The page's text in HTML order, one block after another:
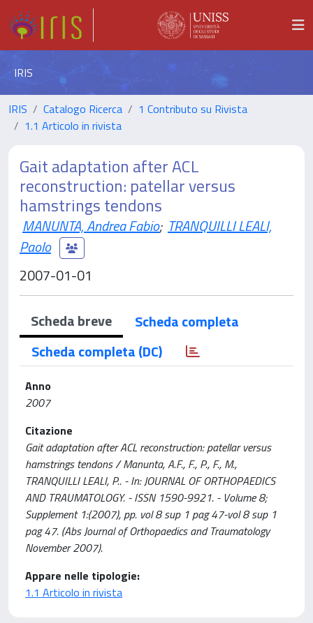
IRIS
IRIS Catalogo Ricerca
1 Contributo su Rivista
1.1 Articolo in rivista
Gait adaptation after ACL
reconstruction: patellar versus
hamstrings tendons
MANUNTA, Andrea Fabio; TRANQUILLI LEALI,
Paolo
2007-01-01
Scheda breve
Scheda completa
Scheda completa (DC)
Anno
2007
Citazione
Gait adaptation after ACL reconstruction: patellar versus
hamstrings tendons / Manunta, A.F., F., P., F., M.,
TRANQUILLI LEALI, P.. - In: JOURNAL OF ORTHOPAEDICS
AND TRAUMATOLOGY. - ISSN 1590-9921. - Volume 8;
Supplement 1:(2007), pp. vol 8 sup 1 pag 47-vol 8 sup 1
pag 47. (Abs Journal of Orthopaedics and Traumatology
November 2007).
Appare nelle tipologie:
1.1 Articolo in rivista